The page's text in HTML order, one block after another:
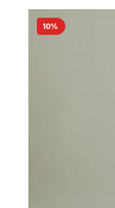
10%